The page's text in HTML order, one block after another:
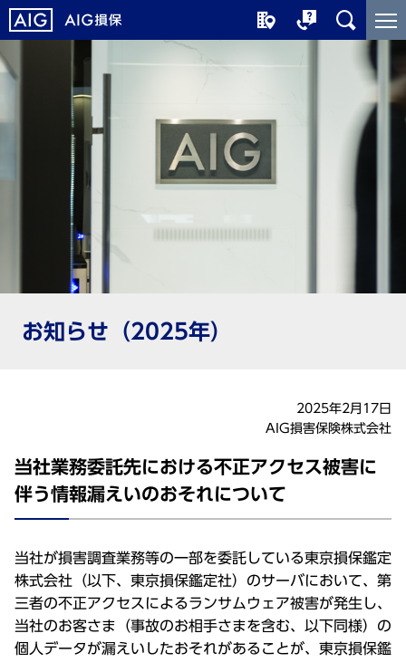
メ
イ
ン
コ
テ
こ
こ
か
ら
イ
お知らせ（2025年）
2025年2月17日
AIG損害保険株式会社
当社業務委託先における不正アクセス被害に
伴う情報漏えいのおそれについて
当社が損害調査業務等の一部を委託している東京損保鑑定
株式会社（以下、東京損保鑑定社）のサーバにおいて、第
三者の不正アクセスによるランサムウェア被害が発生し、
当社のお客さま（事故のお相手さまを含む、以下同様）の
個人データが漏えいしたおそれがあることが、東京損保鑑